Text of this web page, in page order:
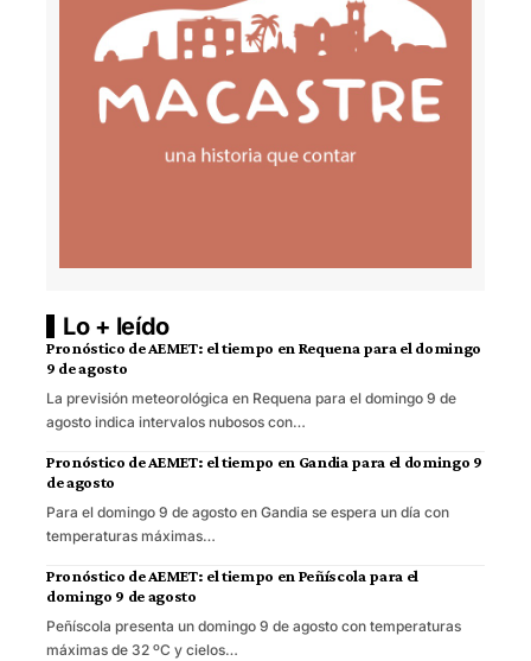
Lo + leído
Pronóstico de AEMET: el tiempo en Requena para el domingo
9 de agosto
La previsión meteorológica en Requena para el domingo 9 de
agosto indica intervalos nubosos con…
Pronóstico de AEMET: el tiempo en Gandia para el domingo 9
de agosto
Para el domingo 9 de agosto en Gandia se espera un día con
temperaturas máximas…
Pronóstico de AEMET: el tiempo en Peñíscola para el
domingo 9 de agosto
Peñíscola presenta un domingo 9 de agosto con temperaturas
máximas de 32 ºC y cielos…